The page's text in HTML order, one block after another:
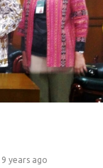
9 years ago